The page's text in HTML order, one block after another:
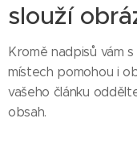
slouží
Kromě nadpisů vám
místech pomohou i
vašeho článku
obsah.